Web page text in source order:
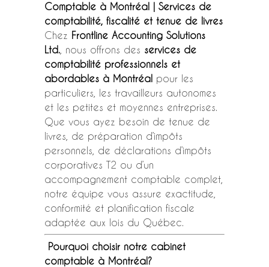
Comptable à Montréal | Services de
comptabilité, fiscalité et tenue de livres
Chez Frontline Accounting Solutions
Ltd. , nous offrons des services de
comptabilité professionnels et
abordables à Montréal pour les
particuliers, les travailleurs autonomes
et les petites et moyennes entreprises.
Que vous ayez besoin de tenue de
livres, de préparation d’impôts
personnels, de déclarations d’impôts
corporatives T2 ou d’un
accompagnement comptable complet,
notre équipe vous assure exactitude,
conformité et planification fiscale
adaptée aux lois du Québec.
Pourquoi choisir notre cabinet
comptable à Montréal?